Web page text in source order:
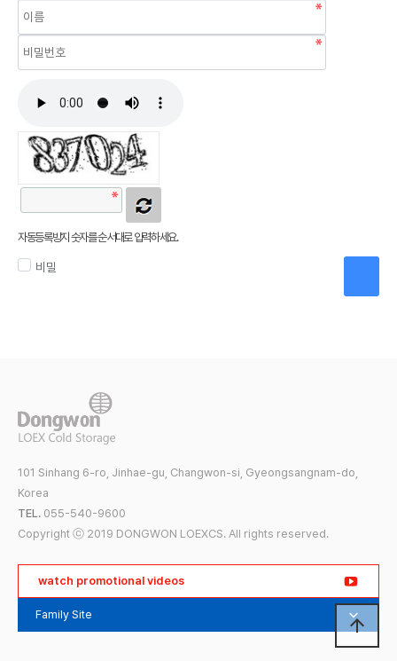
자동등록방지 숫자를 순서대로 입력하세요.
비밀
101 Sinhang 6-ro, Jinhae-gu, Changwon-si, Gyeongsangnam-do,
Korea
TEL. 055-540-9600
Copyright ⓒ 2019 DONGWON LOEXCS. All rights reserved.
watch promotional videos
Family Site
Dongwon Industries
arrow_upward